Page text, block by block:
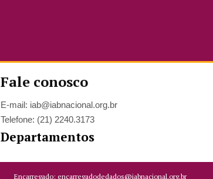
Fale conosco
E-mail: iab@iabnacional.org.br
Telefone: (21) 2240.3173
Departamentos
Encarregado: encarregadodedados@iabnacional.org.br